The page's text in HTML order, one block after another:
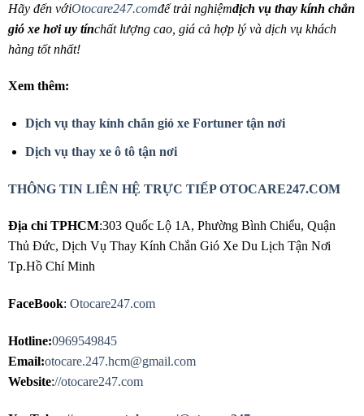
Hãy đến vớiOtocare247.comđể trải nghiệmdịch vụ thay kính chắn
gió xe hơi uy tínchất lượng cao, giá cả hợp lý và dịch vụ khách
hàng tốt nhất!
Xem thêm:
Dịch vụ thay kính chắn gió xe Fortuner tận nơi
Dịch vụ thay xe ô tô tận nơi
THÔNG TIN LIÊN HỆ TRỰC TIẾP OTOCARE247.COM
Địa chỉ TPHCM:303 Quốc Lộ 1A, Phường Bình Chiểu, Quận
Thủ Đức, Dịch Vụ Thay Kính Chắn Gió Xe Du Lịch Tận Nơi
Tp.Hồ Chí Minh
FaceBook: Otocare247.com
Hotline:0969549845
Email:otocare.247.hcm@gmail.com
Website://otocare247.com